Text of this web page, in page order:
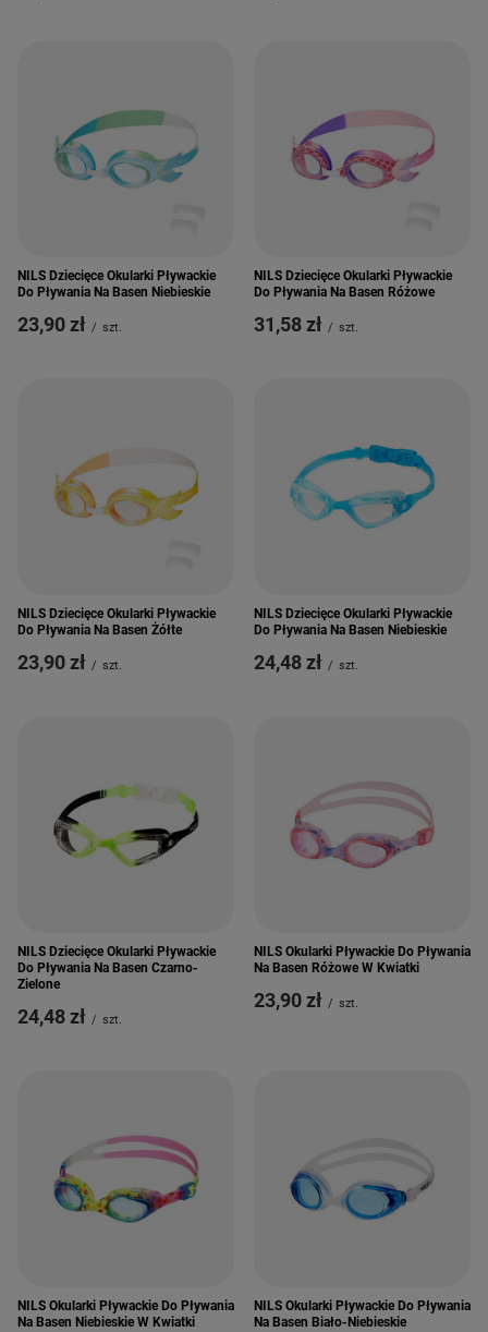
NILS Dziecięce Okularki Pływackie
Do Pływania Na Basen Niebieskie
23,90 zł / szt.
NILS Dziecięce Okularki Pływackie
Do Pływania Na Basen Różowe
31,58 zł / szt.
NILS Dziecięce Okularki Pływackie
Do Pływania Na Basen Żółte
23,90 zł / szt.
NILS Dziecięce Okularki Pływackie
Do Pływania Na Basen Niebieskie
24,48 zł / szt.
NILS Dziecięce Okularki Pływackie
Do Pływania Na Basen Czarno-
Zielone
24,48 zł / szt.
NILS Okularki Pływackie Do Pływania
Na Basen Różowe W Kwiatki
23,90 zł / szt.
NILS Okularki Pływackie Do Pływania
Na Basen Niebieskie W Kwiatki
NILS Okularki Pływackie Do Pływania
Na Basen Biało-Niebieskie